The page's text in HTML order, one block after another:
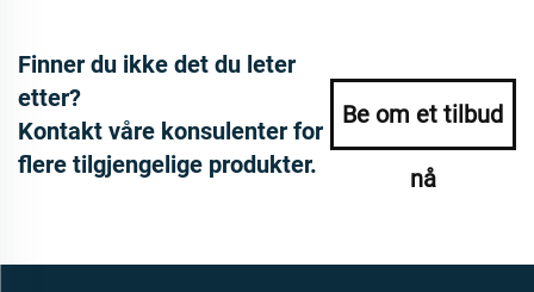
Finner du ikke det du leter
etter?
Kontakt våre konsulenter for
flere tilgjengelige produkter.
Be om et tilbud
nå